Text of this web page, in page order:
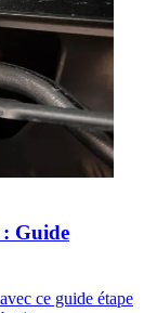
Guide
ce guide étape